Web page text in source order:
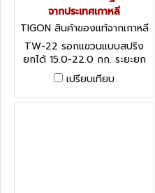
จากประเทศเกาหลี
TIGON สินค้าของแท้จากเกาหลี
TW-22
TW-22 รอกแขวนแบบสปริง
ยกได้ 15.0-22.0 กก. ระยะยก
1.5 ม. "TIGON" มาตรฐานสากล
จากประเทศเกาหลี
เปรียบเทียบ